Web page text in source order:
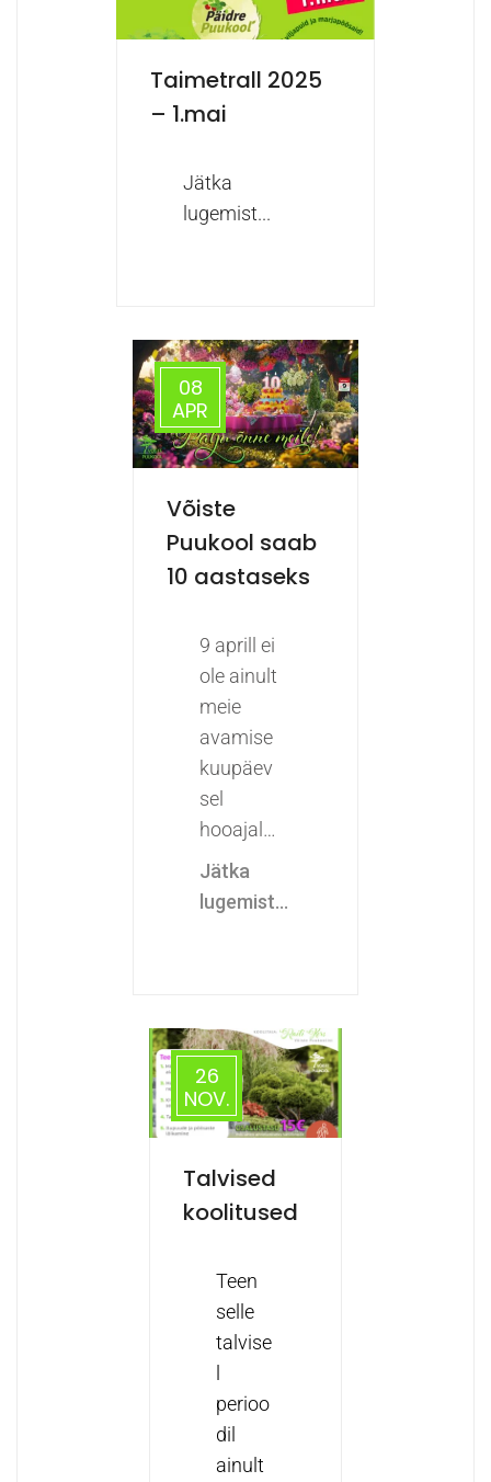
Taimetrall 2025
– 1.mai
Jätka
lugemist...
08
APR
Võiste
Puukool saab
10 aastaseks
9 aprill ei
ole ainult
meie
avamise
kuupäev
sel
hooajal…
Jätka
lugemist...
26
NOV.
Talvised
koolitused
Teen
selle
talvise
l
perioo
dil
ainult